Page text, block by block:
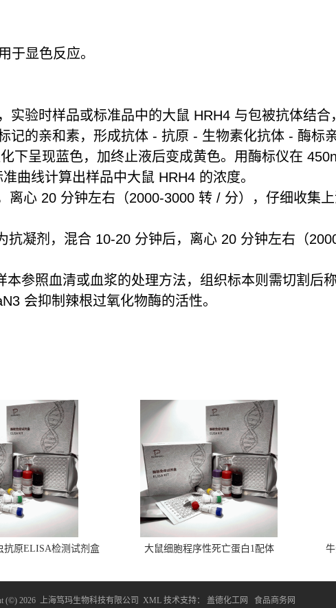
于显色反应。
实验时样品或标准品中的大鼠 HRH4 与包被抗体结
记的亲和素，形成抗体 - 抗原 - 生物素化抗体 - 酶标
下呈现蓝色，加终止液后变成黄色。用酶标仪在
曲线计算出样品中大鼠 HRH4 的浓度。
心 20 分钟左右（2000-3000 转 / 分），仔细收集
抗凝剂，混合 10-20 分钟后，离心 20 分钟左右（
参照血清或血浆的处理方法，组织标本则需切割后
会抑制辣根过氧化物酶的活性。
抗原ELISA检测试剂盒
大鼠细胞程序性死亡蛋白1配体
(©) 2026 上海笃玛生物科技有限公司 XML 技术支持： 盖德化工网 食品商务网